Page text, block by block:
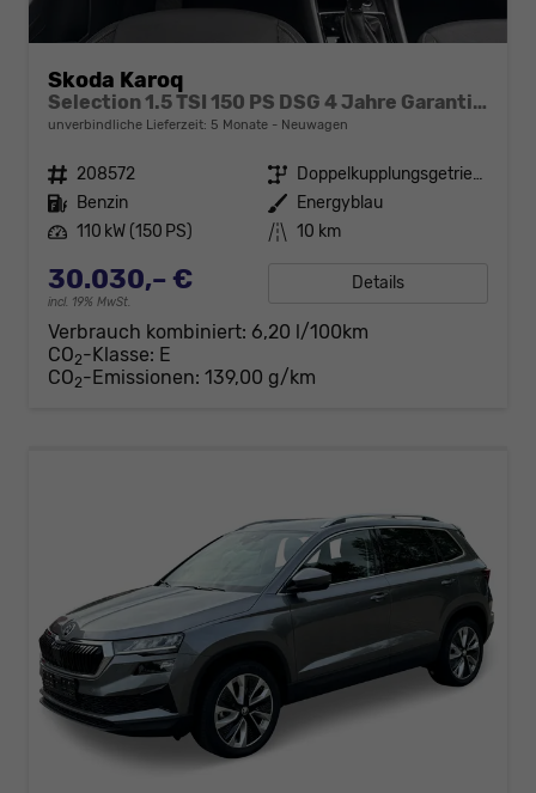
Skoda Karoq
Selection 1.5 TSI 150 PS DSG 4 Jahre Garantie-Keyless Start-AppleCarPlay-AndroidAuto-Sunset-Tempomat-2-Zonen-Klima-16''Alu
unverbindliche Lieferzeit: 5 Monate Neuwagen
Fahrzeugnr. 208572 Getriebe
Doppelkupplungsgetriebe (DSG)
Kraftstoff Benzin Außenfarbe Energyblau
Leistung 110 kW (150 PS) Kilometerstand 10 km
30.030,– €
incl. 19% MwSt.
Details
Verbrauch kombiniert: 6,20 l/100km
CO2-Klasse: E
CO2-Emissionen: 139,00 g/km